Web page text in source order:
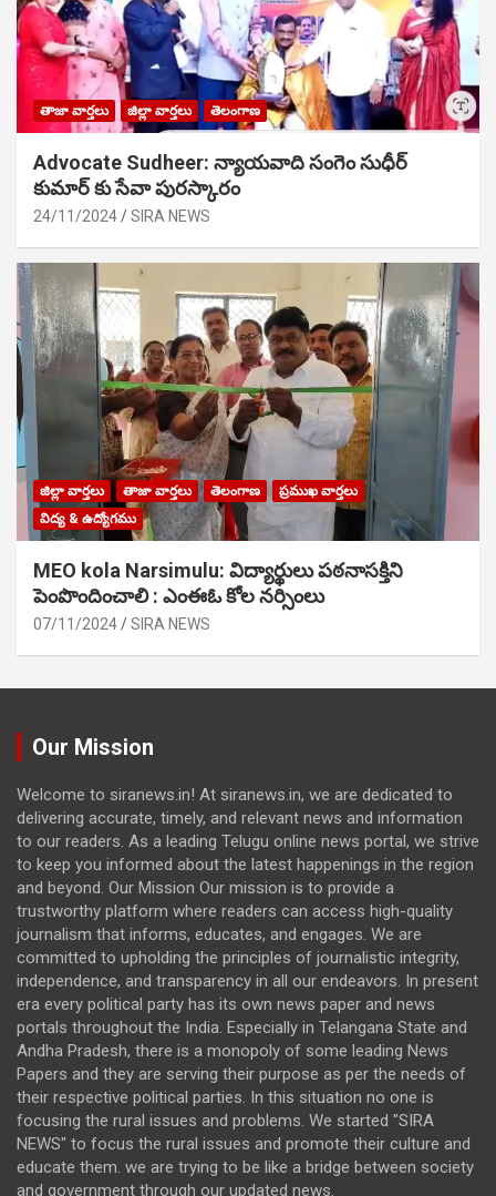
తాజా వార్తలు జిల్లా వార్తలు తెలంగాణ
Advocate Sudheer: న్యాయవాది సంగెం సుధీర్
కుమార్ కు సేవా పురస్కారం
24/11/2024 SIRA NEWS
జిల్లా వార్తలు తాజా వార్తలు తెలంగాణ
ప్రముఖ వార్తలు
విద్య & ఉద్యోగము
MEO kola Narsimulu: విద్యార్థులు పఠ‌నాసక్తిని
పెంపొందించాలి : ఎంఈఓ కోల నర్సింలు
07/11/2024 SIRA NEWS
Our Mission
Welcome to siranews.in! At siranews.in, we are dedicated to
delivering accurate, timely, and relevant news and information
to our readers. As a leading Telugu online news portal, we strive
to keep you informed about the latest happenings in the region
and beyond. Our Mission Our mission is to provide a
trustworthy platform where readers can access high-quality
journalism that informs, educates, and engages. We are
committed to upholding the principles of journalistic integrity,
independence, and transparency in all our endeavors. In present
era every political party has its own news paper and news
portals throughout the India. Especially in Telangana State and
Andha Pradesh, there is a monopoly of some leading News
Papers and they are serving their purpose as per the needs of
their respective political parties. In this situation no one is
focusing the rural issues and problems. We started "SIRA
NEWS" to focus the rural issues and promote their culture and
educate them. we are trying to be like a bridge between society
and government through our updated news.